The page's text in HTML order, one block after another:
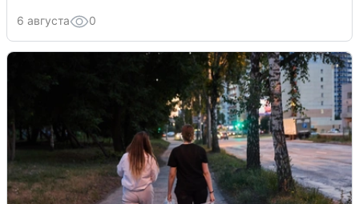
6 августа 0